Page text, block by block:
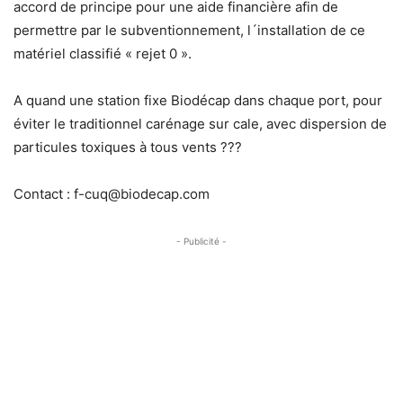
accord de principe pour une aide financière afin de
permettre par le subventionnement, l´installation de ce
matériel classifié « rejet 0 ».
A quand une station fixe Biodécap dans chaque port, pour
éviter le traditionnel carénage sur cale, avec dispersion de
particules toxiques à tous vents ???
Contact : f-cuq@biodecap.com
- Publicité -